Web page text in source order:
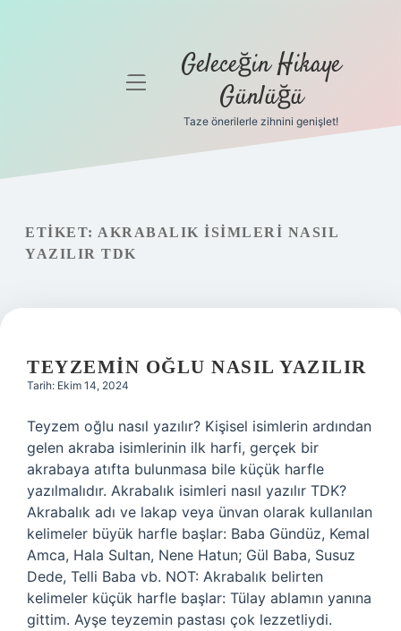
Gizlilik
Yasal Uyarı
menüyü Geleceğin Hikaye
Günlüğü
Taze önerilerle zihnini genişlet!
ETIKET: AKRABALIK ISIMLERI NASIL
YAZILIR TDK
TEYZEMIN OĞLU NASIL YAZILIR
Tarih: Ekim 14, 2024
Teyzem oğlu nasıl yazılır? Kişisel isimlerin ardından
gelen akraba isimlerinin ilk harfi, gerçek bir
akrabaya atıfta bulunmasa bile küçük harfle
yazılmalıdır. Akrabalık isimleri nasıl yazılır TDK?
Akrabalık adı ve lakap veya ünvan olarak kullanılan
kelimeler büyük harfle başlar: Baba Gündüz, Kemal
Amca, Hala Sultan, Nene Hatun; Gül Baba, Susuz
Dede, Telli Baba vb. NOT: Akrabalık belirten
kelimeler küçük harfle başlar: Tülay ablamın yanına
gittim. Ayşe teyzemin pastası çok lezzetliydi.